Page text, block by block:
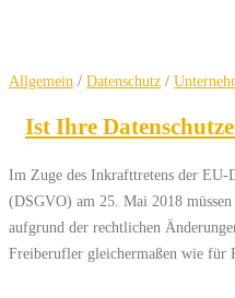
Allgemein / Datenschutz /
Ist Ihre
Im Zuge des Inkrafttretens der EU-
(DSGVO) am 25. Mai 2018
aufgrund der rechtlichen
Freiberufler gleichermaßen wie für